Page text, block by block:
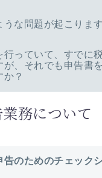
うな問題が起こりま
行っていて、すでに
が、それでも申告書
か？
務について
告のためのチェック